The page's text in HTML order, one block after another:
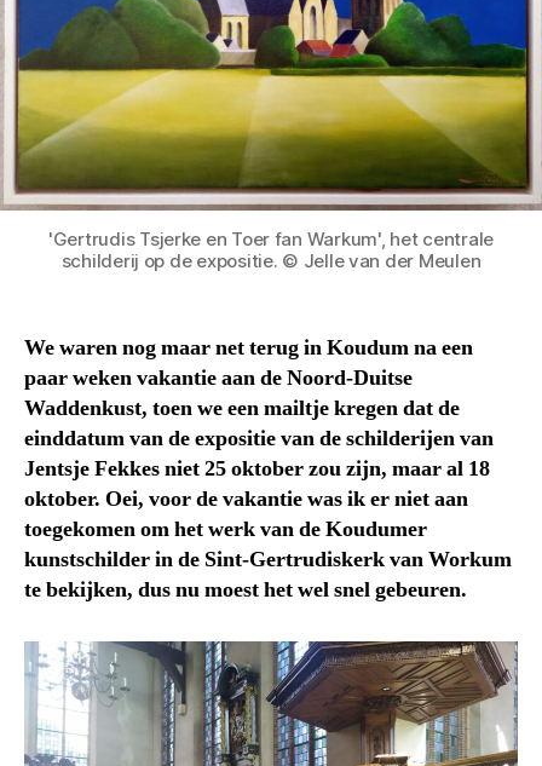
'Gertrudis Tsjerke en Toer fan Warkum', het centrale
schilderij op de expositie. © Jelle van der Meulen
We waren nog maar net terug in Koudum na een
paar weken vakantie aan de Noord-Duitse
Waddenkust, toen we een mailtje kregen dat de
einddatum van de expositie van de schilderijen van
Jentsje Fekkes niet 25 oktober zou zijn, maar al 18
oktober. Oei, voor de vakantie was ik er niet aan
toegekomen om het werk van de Koudumer
kunstschilder in de Sint-Gertrudiskerk van Workum
te bekijken, dus nu moest het wel snel gebeuren.